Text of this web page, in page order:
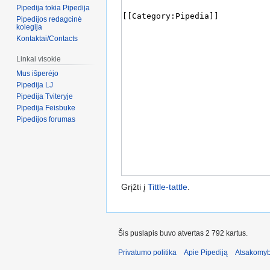
Grįžti į Tittle-tattle
Pipedija tokia Pipedija
Pipedijos redagcinė
kolegija
Kontaktai/Contacts
Linkai visokie
Mus išperėjo
Pipedija LJ
Pipedija Tviteryje
Pipedija Feisbuke
Pipedijos forumas
Šis puslapis buvo atvertas 2 792 kartus.
Privatumo politika Apie Pipediją